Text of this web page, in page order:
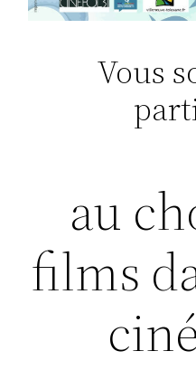
Vous
au
films